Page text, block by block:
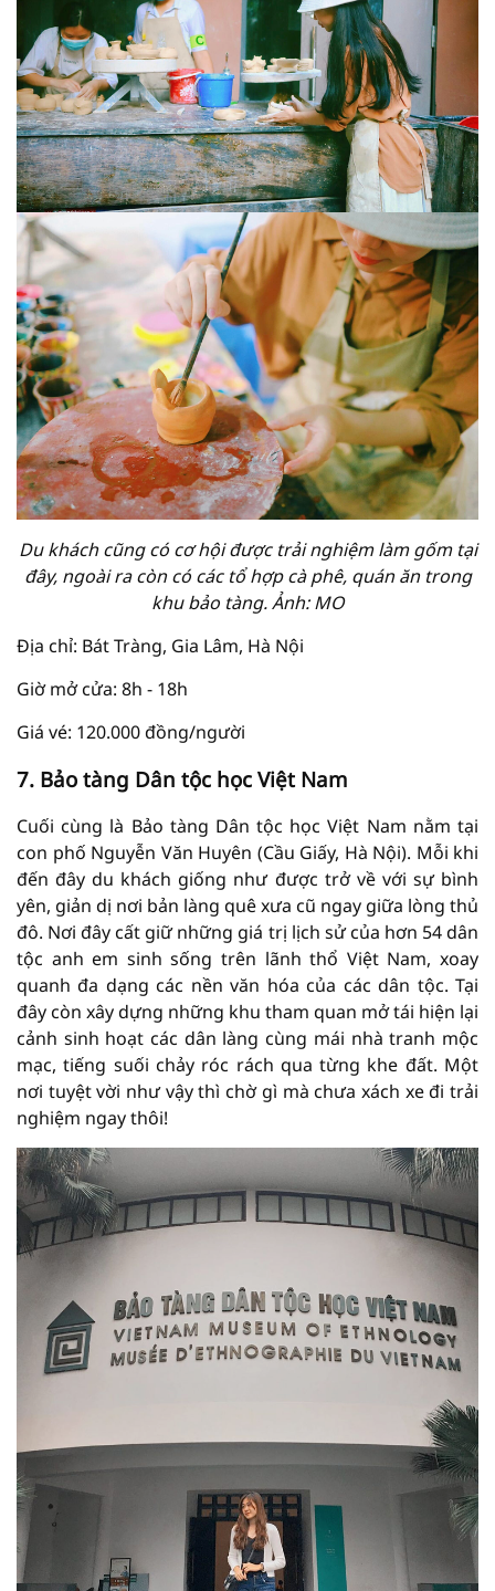
Du khách cũng có cơ hội được trải nghiệm làm gốm tại
đây, ngoài ra còn có các tổ hợp cà phê, quán ăn trong
khu bảo tàng. Ảnh: MO
Địa chỉ: Bát Tràng, Gia Lâm, Hà Nội
Giờ mở cửa: 8h - 18h
Giá vé: 120.000 đồng/người
7. Bảo tàng Dân tộc học Việt Nam
Cuối cùng là Bảo tàng Dân tộc học Việt Nam nằm tại
con phố Nguyễn Văn Huyên (Cầu Giấy, Hà Nội). Mỗi khi
đến đây du khách giống như được trở về với sự bình
yên, giản dị nơi bản làng quê xưa cũ ngay giữa lòng thủ
đô. Nơi đây cất giữ những giá trị lịch sử của hơn 54 dân
tộc anh em sinh sống trên lãnh thổ Việt Nam, xoay
quanh đa dạng các nền văn hóa của các dân tộc. Tại
đây còn xây dựng những khu tham quan mở tái hiện lại
cảnh sinh hoạt các dân làng cùng mái nhà tranh mộc
mạc, tiếng suối chảy róc rách qua từng khe đất. Một
nơi tuyệt vời như vậy thì chờ gì mà chưa xách xe đi trải
nghiệm ngay thôi!